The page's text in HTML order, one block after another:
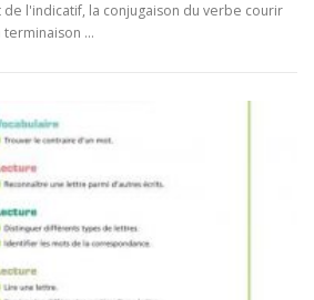
l'indicatif, la conjugaison du verbe courir
terminaison …